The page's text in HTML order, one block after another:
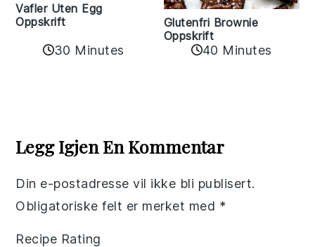
Vafler Uten Egg
Oppskrift
30 Minutes
Glutenfri Brownie
Oppskrift
40 Minutes
Interactions
Legg Igjen En Kommentar
Din e-postadresse vil ikke bli publisert.
Obligatoriske felt er merket med *
Recipe Rating